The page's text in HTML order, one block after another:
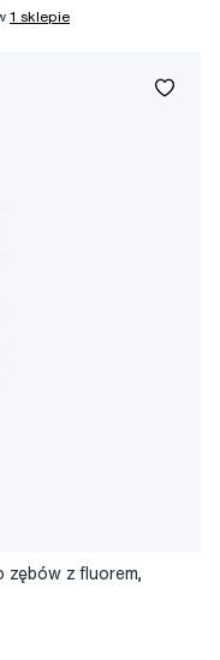
1 sklepie
zębów z fluorem,